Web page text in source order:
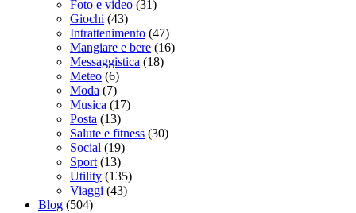
Foto e video (31)
Giochi (43)
Intrattenimento (47)
Mangiare e bere (16)
Messaggistica (18)
Meteo (6)
Moda (7)
Musica (17)
Posta (13)
Salute e fitness (30)
Social (19)
Sport (13)
Utility (135)
Viaggi (43)
Blog (504)